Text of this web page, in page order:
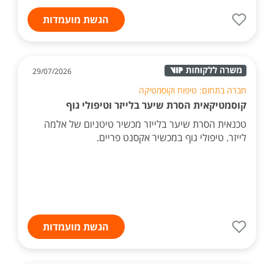
הגשת מועמדות
29/07/2026
חברה בתחום: טיפוח וקוסמטיקה
קוסמטיקאית הסרת שיער בלייזר וטיפולי גוף
טכנאית הסרת שיער בלייזר מכשיר טיטניום של אלמה
לייזר. טיפולי גוף במכשיר אקסנט פריים.
הגשת מועמדות